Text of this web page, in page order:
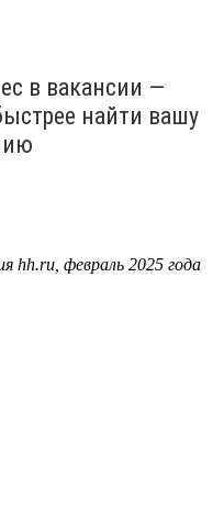
в вакансии —
найти вашу
hh.ru, февраль 2025 года